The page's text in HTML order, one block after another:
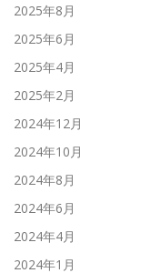
2025年8月
2025年6月
2025年4月
2025年2月
2024年12月
2024年10月
2024年8月
2024年6月
2024年4月
2024年1月